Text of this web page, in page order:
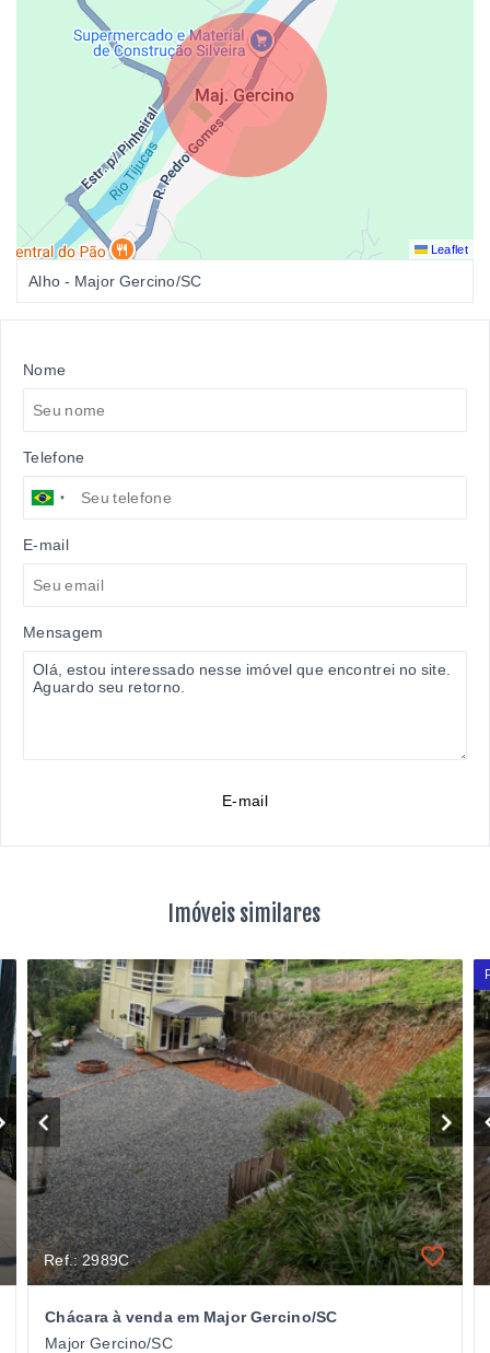
Leaflet
Alho - Major Gercino/SC
Nome
Telefone
E-mail
Mensagem
E-mail
Imóveis similares
Ref.: 2989C
Chácara à venda em Major Gercino/SC
Major Gercino/SC